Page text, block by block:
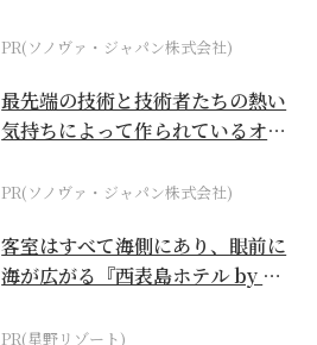
PR(ソノヴァ・ジャパン株式会社)
最先端の技術と技術者たちの熱い
気持ちによって作られているオー
PR(ソノヴァ・ジャパン株式会社)
客室はすべて海側にあり、眼前に
海が広がる『西表島ホテル by 星
PR(星野リゾート)